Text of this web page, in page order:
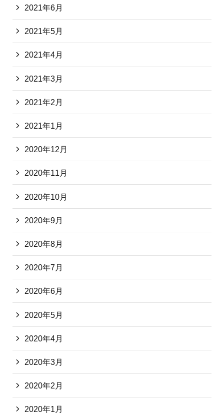
2021年6月
2021年5月
2021年4月
2021年3月
2021年2月
2021年1月
2020年12月
2020年11月
2020年10月
2020年9月
2020年8月
2020年7月
2020年6月
2020年5月
2020年4月
2020年3月
2020年2月
2020年1月